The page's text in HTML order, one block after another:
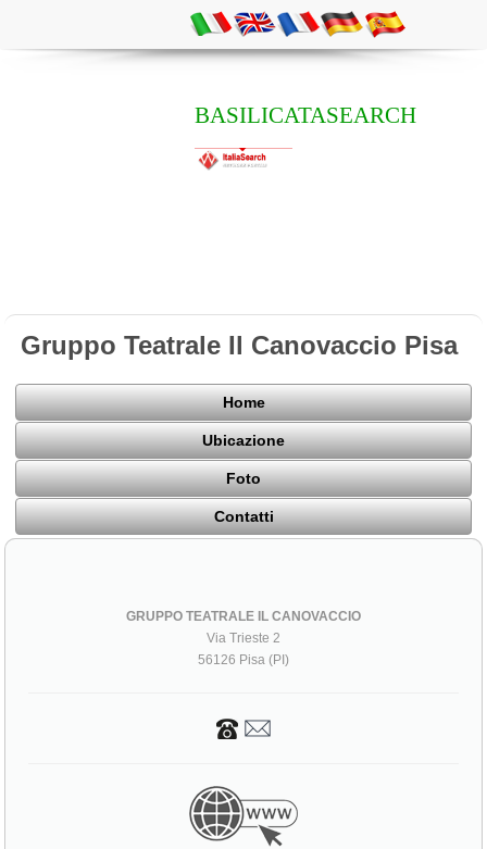
BASILICATASEARCH
Gruppo Teatrale Il Canovaccio Pisa
Home
Ubicazione
Foto
Contatti
GRUPPO TEATRALE IL CANOVACCIO
Via Trieste 2
56126 Pisa (PI)